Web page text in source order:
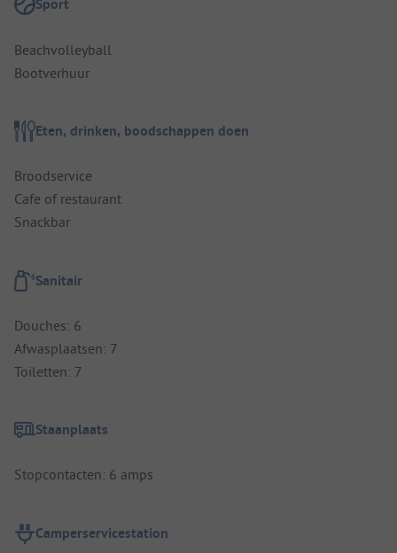
Sport
Beachvolleyball
Bootverhuur
Eten, drinken, boodschappen doen
Broodservice
Cafe of restaurant
Snackbar
Sanitair
Douches: 6
Afwasplaatsen: 7
Toiletten: 7
Staanplaats
Stopcontacten: 6 amps
Camperservicestation